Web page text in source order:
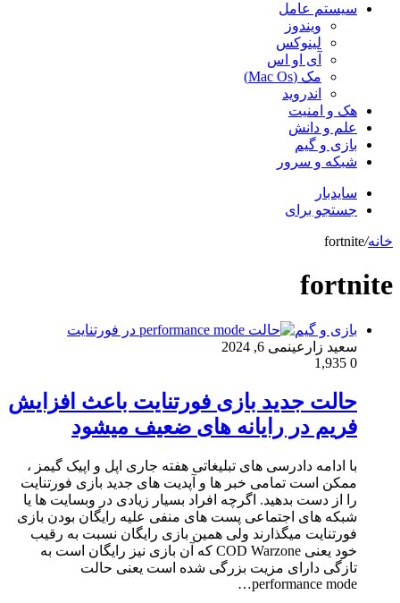
سیستم عامل
ویندوز
لینوکس
آی او اس
مک (Mac Os)
اندروید
هک و امنیت
علم و دانش
بازی و گیم
شبکه و سرور
سایدبار
جستجو برای
خانه/
fortnite
fortnite
بازی و گیم
سعید زارعینمی 6, 2024
0
حالت جدید بازی فورتنایت باعث افزایش
فریم در رایانه های ضعیف میشود
با ادامه دادرسی های تبلیغاتی هفته جاری اپل و اپیک گیمز ،
ممکن است تمامی خبر ها و آپدیت های جدید بازی فورتنایت
را از دست بدهید. اگرچه افراد بسیار زیادی در وبسایت ها یا
شبکه های اجتماعی پست های منفی علیه رایگان بودن بازی
فورتنایت میگذارند ولی همین بازی رایگان نسبت به رقیب
خود یعنی COD Warzone که آن بازی نیز رایگان است به
تازگی دارای مزیت بزرگی شده است یعنی حالت
performance mode…